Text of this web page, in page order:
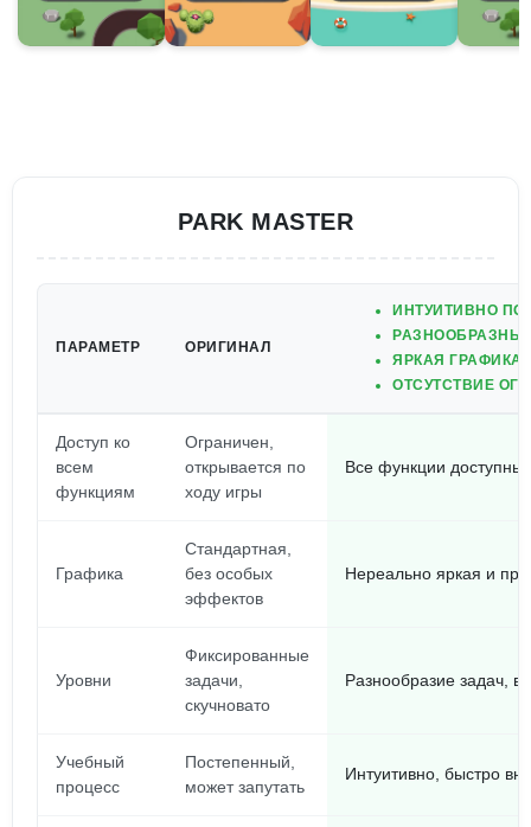
PARK MASTER
ПАРАМЕТР ОРИГИНАЛ
ИНТУИТИВНО
ЯРКАЯ
ОТСУТСТВИЕ
Доступ ко
всем
функциям
Ограничен,
открывается по
ходу игры
Все функции доступны
Графика
Стандартная,
без особых
эффектов
Нереально яркая и
Уровни
Фиксированные
задачи,
скучновато
Разнообразие задач,
Учебный
процесс
Постепенный,
может запутать
Интуитивно, быстро